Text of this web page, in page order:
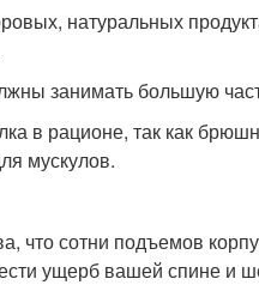
натуральных
занимать большую
в рационе, так как
мускулов.
что сотни подъемов
ущерб вашей спине и